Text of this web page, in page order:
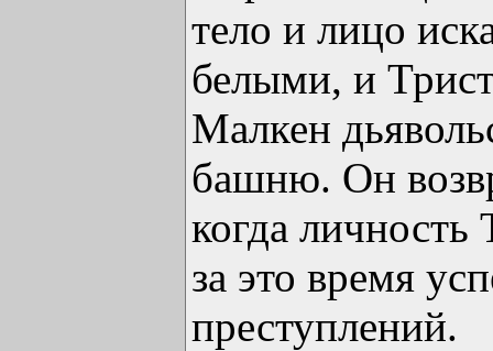
тело и лицо
белыми, и
Малкен
башню. Он
когда личность
за это время
преступлений.